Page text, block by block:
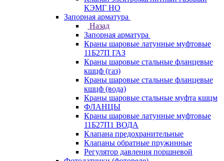
КЭМГ НО
Запорная арматура
Назад
Запорная арматура
Краны шаровые латунные муфтовые
11Б27П ГАЗ
Краны шаровые стальные фланцевые
кшцф (газ)
Краны шаровые стальные фланцевые
кшцф (вода)
Краны шаровые стальные муфта кшцм
ФЛАНЦЫ
Краны шаровые латунные муфтовые
11Б27П1 ВОДА
Клапана предохранительные
Клапаны обратные пружинные
Регулятор давления поршневой